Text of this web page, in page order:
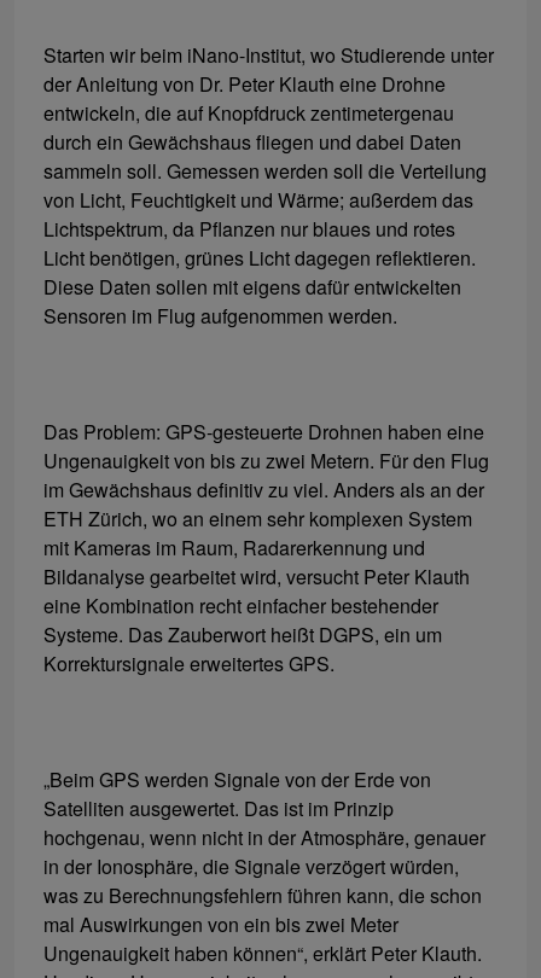
Starten wir beim iNano-Institut, wo Studierende unter
der Anleitung von Dr. Peter Klauth eine Drohne
entwickeln, die auf Knopfdruck zentimetergenau
durch ein Gewächshaus fliegen und dabei Daten
sammeln soll. Gemessen werden soll die Verteilung
von Licht, Feuchtigkeit und Wärme; außerdem das
Lichtspektrum, da Pflanzen nur blaues und rotes
Licht benötigen, grünes Licht dagegen reflektieren.
Diese Daten sollen mit eigens dafür entwickelten
Sensoren im Flug aufgenommen werden.
Das Problem: GPS-gesteuerte Drohnen haben eine
Ungenauigkeit von bis zu zwei Metern. Für den Flug
im Gewächshaus definitiv zu viel. Anders als an der
ETH Zürich, wo an einem sehr komplexen System
mit Kameras im Raum, Radarerkennung und
Bildanalyse gearbeitet wird, versucht Peter Klauth
eine Kombination recht einfacher bestehender
Systeme. Das Zauberwort heißt DGPS, ein um
Korrektursignale erweitertes GPS.
„Beim GPS werden Signale von der Erde von
Satelliten ausgewertet. Das ist im Prinzip
hochgenau, wenn nicht in der Atmosphäre, genauer
in der Ionosphäre, die Signale verzögert würden,
was zu Berechnungsfehlern führen kann, die schon
mal Auswirkungen von ein bis zwei Meter
Ungenauigkeit haben können“, erklärt Peter Klauth.